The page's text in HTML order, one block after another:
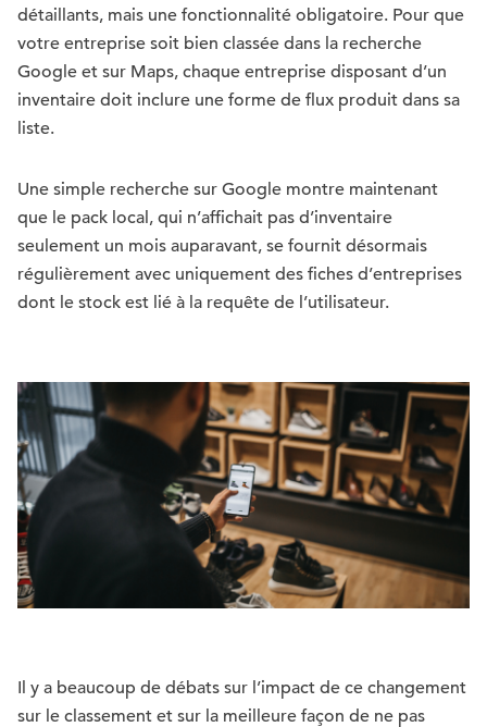
détaillants, mais une fonctionnalité obligatoire. Pour que
votre entreprise soit bien classée dans la recherche
Google et sur Maps, chaque entreprise disposant d’un
inventaire doit inclure une forme de flux produit dans sa
liste.
Une simple recherche sur Google montre maintenant
que le pack local, qui n’affichait pas d’inventaire
seulement un mois auparavant, se fournit désormais
régulièrement avec uniquement des fiches d’entreprises
dont le stock est lié à la requête de l’utilisateur.
Il y a beaucoup de débats sur l’impact de ce changement
sur le classement et sur la meilleure façon de ne pas